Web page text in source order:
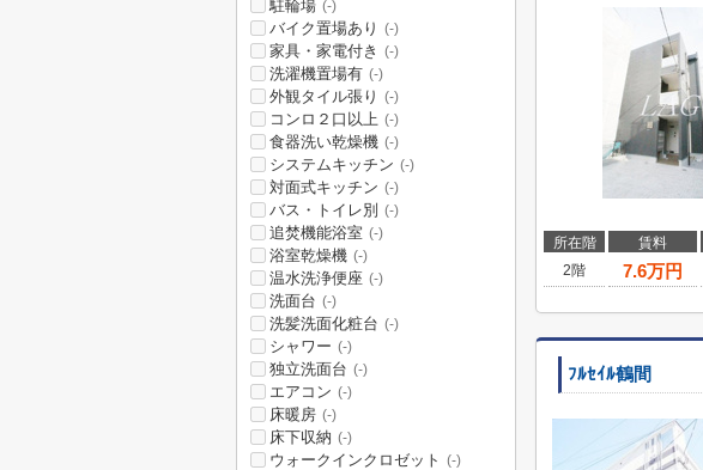
所在階 賃料
2階
7.6万円
ﾌﾙｾｲﾙ鶴間
駐輪場 (-)
バイク置場あり (-)
家具・家電付き (-)
洗濯機置場有 (-)
外観タイル張り (-)
コンロ２口以上 (-)
食器洗い乾燥機 (-)
システムキッチン (-)
対面式キッチン (-)
バス・トイレ別 (-)
追焚機能浴室 (-)
浴室乾燥機 (-)
温水洗浄便座 (-)
洗面台 (-)
洗髪洗面化粧台 (-)
シャワー (-)
独立洗面台 (-)
エアコン (-)
床暖房 (-)
床下収納 (-)
ウォークインクロゼット (-)